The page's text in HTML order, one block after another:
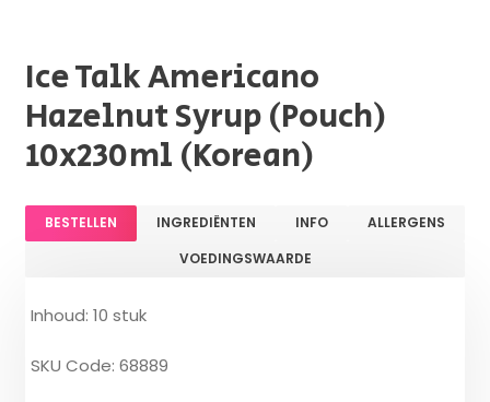
Ice Talk Americano
Hazelnut Syrup (Pouch)
10x230ml (Korean)
BESTELLEN INGREDIËNTEN INFO
ALLERGENS
VOEDINGSWAARDE
Inhoud: 10 stuk
SKU Code: 68889